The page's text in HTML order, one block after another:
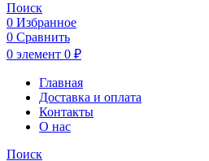
Поиск
0 Избранное
0 Сравнить
0 элемент 0 ₽
Главная
Доставка и оплата
Контакты
О нас
Поиск